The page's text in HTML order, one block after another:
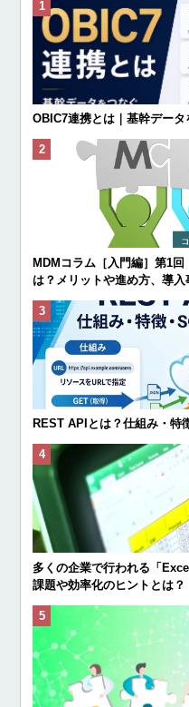
OBIC7連携とは｜基幹デー
MDMコラム［入門編］第1
は？メリットや進め方、導入
REST APIとは？仕組み・特
多くの企業で行われる「
課題や効率化のヒントとは？